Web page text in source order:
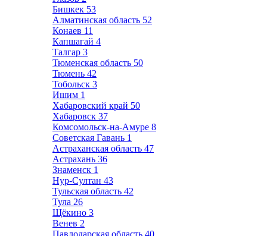
Бишкек 53
Алматинская область 52
Конаев 11
Капшагай 4
Талгар 3
Тюменская область 50
Тюмень 42
Тобольск 3
Ишим 1
Хабаровский край 50
Хабаровск 37
Комсомольск-на-Амуре 8
Советская Гавань 1
Астраханская область 47
Астрахань 36
Знаменск 1
Нур-Султан 43
Тульская область 42
Тула 26
Щёкино 3
Венев 2
Павлодарская область 40